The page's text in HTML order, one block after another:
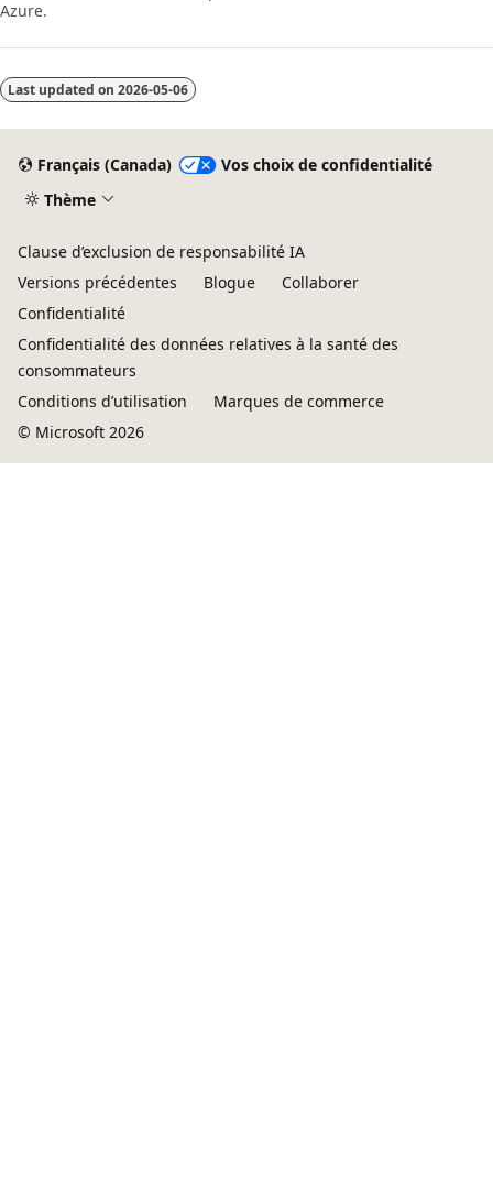
Azure.
Last updated on 2026-05-06
Français (Canada)
Vos choix de confidentialité
Thème
Clause d’exclusion de responsabilité IA
Versions précédentes
Blogue
Collaborer
Confidentialité
Confidentialité des données relatives à la santé des
consommateurs
Conditions d’utilisation
Marques de commerce
© Microsoft 2026